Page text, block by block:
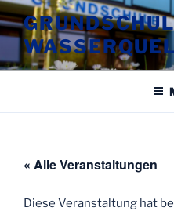
Zum
Inhalt
springen
« Alle Veranstaltungen
Diese Veranstaltung hat